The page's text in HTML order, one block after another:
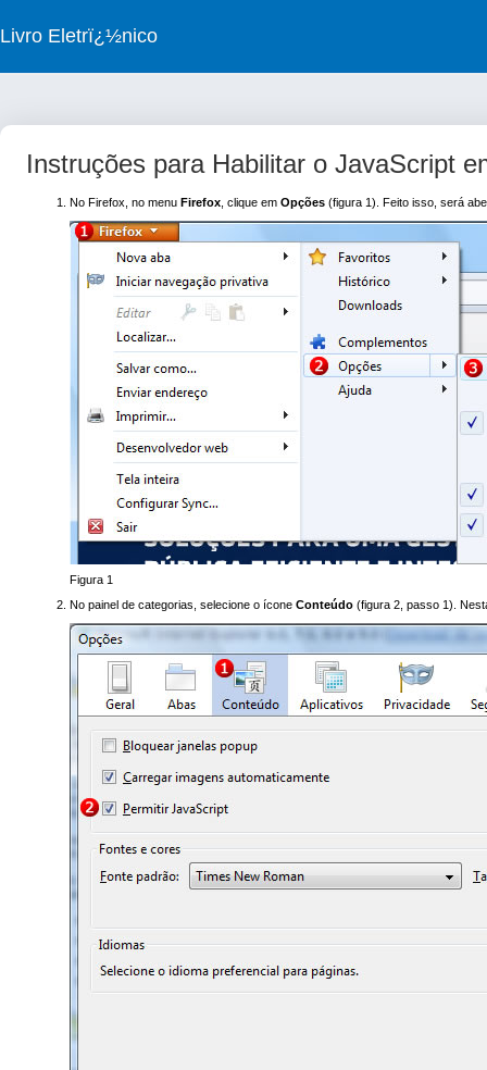
Livro Eletrï¿½nico
Instruções para Habilitar o JavaScript
No Firefox, no menu Firefox , clique em Opções (figura 1). Feito isso, será
Figura 1
No painel de categorias, selecione o ícone Conteúdo (figura 2, passo 1).